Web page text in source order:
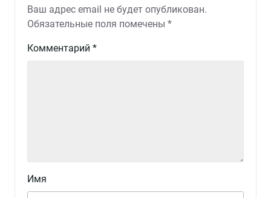
Ваш адрес email не будет опубликован.
Обязательные поля помечены *
Комментарий *
Имя